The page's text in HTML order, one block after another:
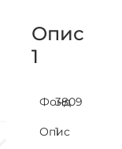
Опис
1
Фонд
3809
Опис
1